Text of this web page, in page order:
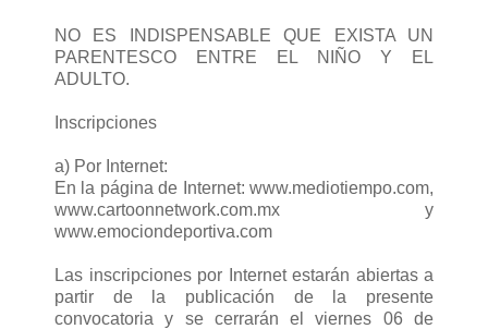
NO ES INDISPENSABLE QUE EXISTA UN
PARENTESCO ENTRE EL NIÑO Y EL
ADULTO.
Inscripciones
a) Por Internet:
En la página de Internet: www.mediotiempo.com,
www.cartoonnetwork.com.mx y
www.emociondeportiva.com
Las inscripciones por Internet estarán abiertas a
partir de la publicación de la presente
convocatoria y se cerrarán el viernes 06 de